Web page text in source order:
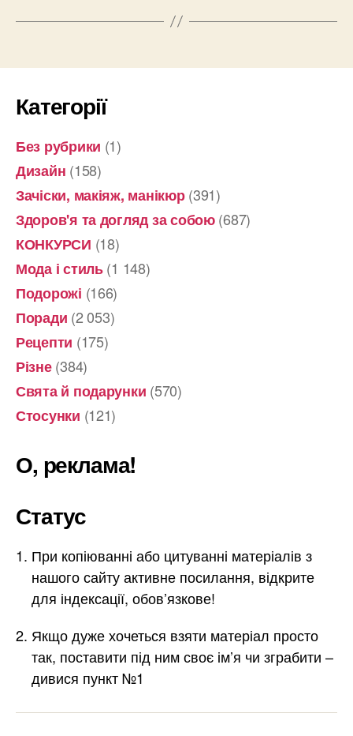
Категорії
Без рубрики (1)
Дизайн (158)
Зачіски, макіяж, манікюр(391)
Здоров'я та догляд за собою(687)
КОНКУРСИ (18)
Мода і стиль(1 148)
Подорожі (166)
Поради (2 053)
Рецепти (175)
Різне(384)
Свята й подарунки (570)
Стосунки (121)
О, реклама!
Статус
При копіюванні або цитуванні матеріалів з
нашого сайту активне посилання, відкрите
для індексації, обов’язкове!
Якщо дуже хочеться взяти матеріал просто
так, поставити під ним своє ім’я чи зграбити –
дивися пункт №1